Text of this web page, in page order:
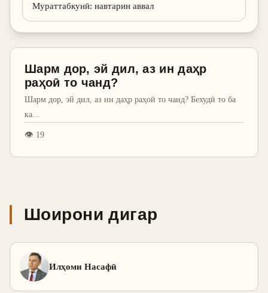
Мураттабкунӣ: навтарин аввал
Шарм дор, эй дил, аз ин даҳр
раҳоӣ то чанд?
Шарм дор, эй дил, аз ин даҳр раҳоӣ то чанд? Бехудӣ то ба
ка
👁 19
Шоирони дигар
Илҳоми Насафӣ